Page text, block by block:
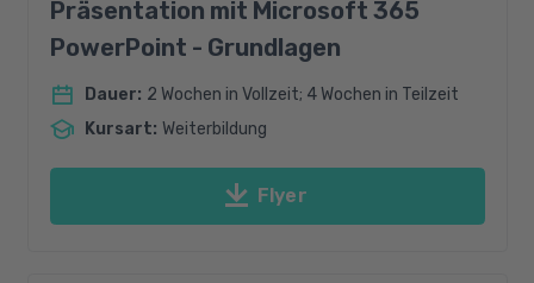
Präsentation mit Microsoft 365
PowerPoint - Grundlagen
Dauer: 2 Wochen in Vollzeit; 4 Wochen in Teilzeit
Kursart: Weiterbildung
Flyer